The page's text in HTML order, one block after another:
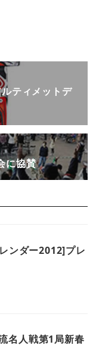
ティメットデ
に協賛
ンダー2012]プレ
名人戦第1局新春